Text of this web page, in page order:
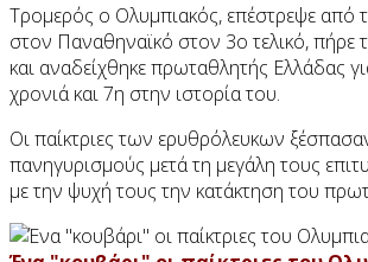
Τρομερός ο Ολυμπιακός, επέστρεψε από
στον Παναθηναϊκό στον 3ο τελικό, πήρε
και αναδείχθηκε πρωταθλητής Ελλάδας
χρονιά και 7η στην ιστορία του.
Οι παίκτριες των ερυθρόλευκων
πανηγυρισμούς μετά τη μεγάλη τους
με την ψυχή τους την κατάκτηση του